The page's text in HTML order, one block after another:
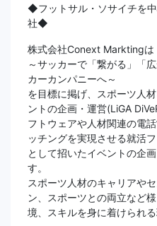
◆フットサル・ソサイチを
社◆
株式会社Conext Marktingは
～サッカーで「繋がる」「
カーカンパニーへ～
を目標に掲げ、スポーツ人
ントの企画・運営(LiGA
フトウェアや人材関連の電
ッチングを実現させる就活
として招いたイベントの企
す。
スポーツ人材のキャリアや
ン、スポーツとの両立など
境、スキルを身に着けられる